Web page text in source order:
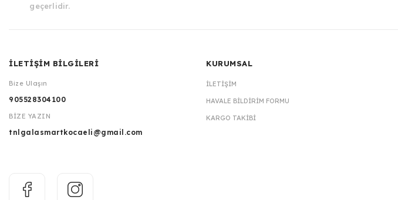
geçerlidir.
İLETİŞİM BİLGİLERİ
Bize Ulaşın
905528304100
BİZE YAZIN
tnlgalasmartkocaeli@gmail.com
KURUMSAL
İLETIŞIM
HAVALE BILDIRIM FORMU
KARGO TAKIBI